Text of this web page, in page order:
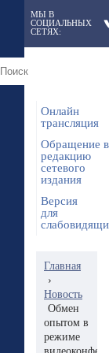
МЫ В
СОЦИАЛЬНЫХ
СЕТЯХ:
Онлайн
трансляция
Обращение в
редакцию
сетевого
издания
Версия
для
Главная
›
Новость
Обмен
опытом в
режиме